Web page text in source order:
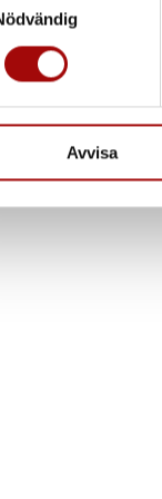
på mer om hur
tillbaka ditt
och
medier och
information som
Avvisa